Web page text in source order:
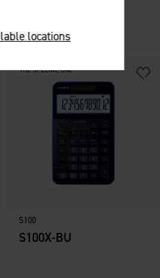
THE SPECIAL ONE
S100
S100X-BU
locations